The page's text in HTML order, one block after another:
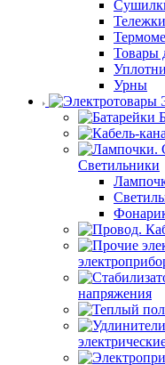
Товары
Урны
Светильники
напряжения